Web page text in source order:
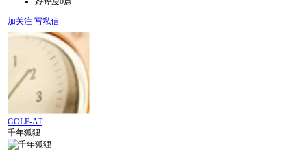
加关注 写私信
GOLF-AT
千年狐狸